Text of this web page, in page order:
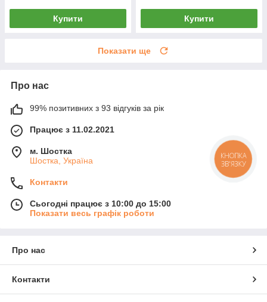
Купити Купити
Показати ще
Про нас
99% позитивних з 93 відгуків за рік
Працює з 11.02.2021
м. Шостка
Шостка, Україна
Контакти
Сьогодні працює з 10:00 до 15:00
Показати весь графік роботи
Про нас
Контакти
КНОПКА
ЗВ'ЯЗКУ